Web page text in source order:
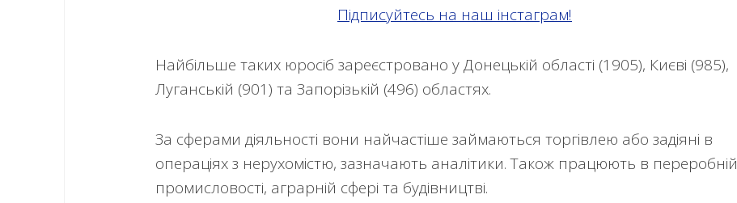
Підписуйтесь на наш інстаграм!
Найбільше таких юросіб зареєстровано у Донецькій області (1905), Києві (985),
Луганській (901) та Запорізькій (496) областях.
За сферами діяльності вони найчастіше займаються торгівлею або задіяні в
операціях з нерухомістю, зазначають аналітики. Також працюють в переробній
промисловості, аграрній сфері та будівництві.